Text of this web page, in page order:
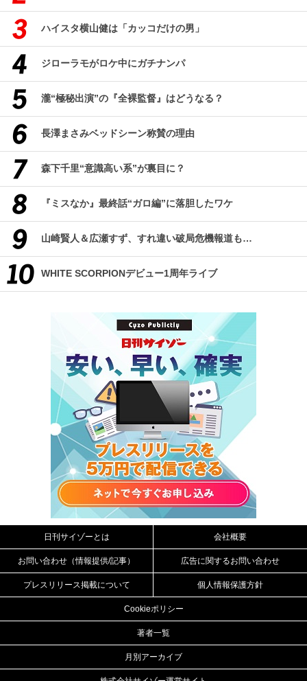
ハイスタ横山健は「カッコだけの男」
ジローラモがロケ中にガチナンパ
瀧“極秘出演”の『全裸監督』はどうなる？
長澤まさみベッドシーン称賛の理由
森下千里“意識高い系”が裏目に？
『ミスなか』最終話“ガロ編”に落胆したワケ
山崎賢人＆広瀬すず、すれ違い破局危機報道も…
WHITE SCORPIONデビュー1周年ライブ
日刊サイゾーとは 会社概要
お問い合わせ（情報提供/記事） 広告に関するお問い合わせ
プレスリリース掲載について 個人情報保護方針
Cookieポリシー
著者一覧
月別アーカイブ